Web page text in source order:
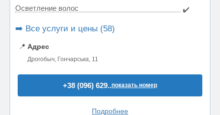
Осветление волос ✔️
➡️ Все услуги и цены (58)
📍 Адрес
Дрогобыч, Гончарська, 11
+38 (096) 629..показать номер
Подробнее